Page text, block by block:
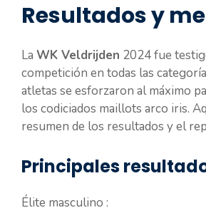
Resultados y
La WK Veldrijden 2024 fue
competición en todas las
atletas se esforzaron al máximo
los codiciados maillots arco iris.
resumen de los resultados y el
Principales
Élite masculino :